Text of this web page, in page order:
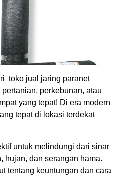
toko jual jaring paranet
perkebunan, atau
yang tepat! Di era modern
tepat di lokasi terdekat
untuk melindungi dari sinar
hujan, dan serangan hama.
tentang keuntungan dan cara